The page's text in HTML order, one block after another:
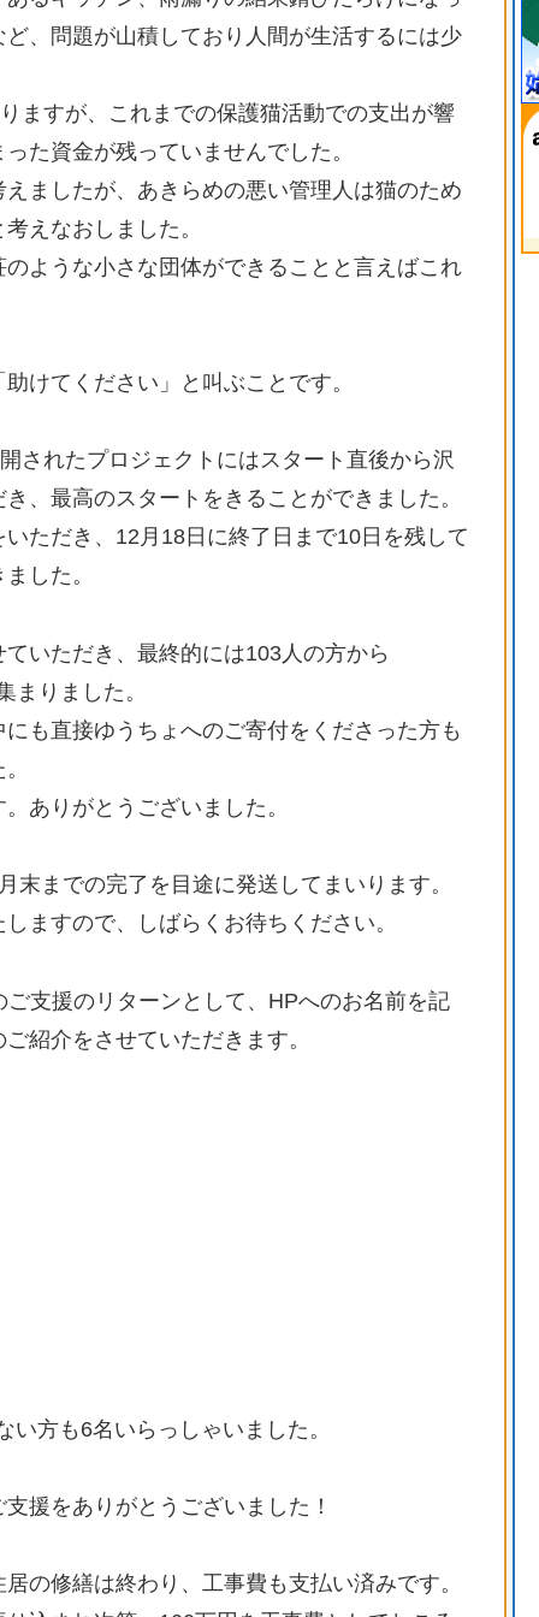
、問題が山積しており人間が生活するには少
ますが、これまでの保護猫活動での支出が響
た資金が残っていませんでした。
ましたが、あきらめの悪い管理人は猫のため
えなおしました。
ような小さな団体ができることと言えばこれ
けてください」と叫ぶことです。
されたプロジェクトにはスタート直後から沢
、最高のスタートをきることができました。
ただき、12月18日に終了日まで10日を残して
した。
いただき、最終的には103人の方から
まりました。
も直接ゆうちょへのご寄付をくださった方も
ありがとうございました。
末までの完了を目途に発送してまいります。
ますので、しばらくお待ちください。
支援のリターンとして、HPへのお名前を記
紹介をさせていただきます。
方も6名いらっしゃいました。
援をありがとうございました！
の修繕は終わり、工事費も支払い済みです。